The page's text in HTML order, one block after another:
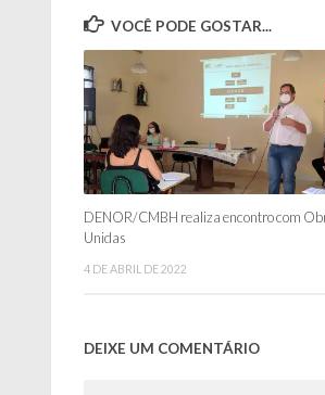
VOCÊ PODE GOSTAR...
DENOR/CMBH realiza encontro com
Unidas
4 DE ABRIL DE 2022
DEIXE UM COMENTÁRIO